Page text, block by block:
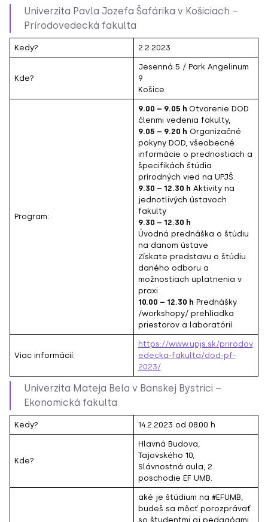
Univerzita Pavla Jozefa Šafárika v Košiciach –
Prírodovedecká fakulta
Kedy? 2.2.2023
Kde?
Jesenná 5 / Park Angelinum
9
Košice
Program:
9.00 – 9.05 h Otvorenie DOD
členmi vedenia fakulty,
9.05 – 9.20 h Organizačné
pokyny DOD, všeobecné
informácie o prednostiach a
špecifikách štúdia
prírodných vied na UPJŠ.
9.30 – 12.30 h Aktivity na
jednotlivých ústavoch
fakulty
9.30 – 12.30 h
Úvodná prednáška o štúdiu
na danom ústave
Získate predstavu o štúdiu
daného odboru a
možnostiach uplatnenia v
praxi.
10.00 – 12.30 h Prednášky
/workshopy/ prehliadka
priestorov a laboratórií
Viac informácií:
https://www.upjs.sk/prirodov
edecka-fakulta/dod-pf-
2023/
Univerzita Mateja Bela v Banskej Bystrici –
Ekonomická fakulta
Kedy? 14.2.2023 od 08.00 h
Kde?
Hlavná Budova,
Tajovského 10,
Slávnostná aula, 2.
poschodie EF UMB.
aké je štúdium na #EFUMB,
budeš sa môcť porozprávať
so študentmi aj pedagógmi,